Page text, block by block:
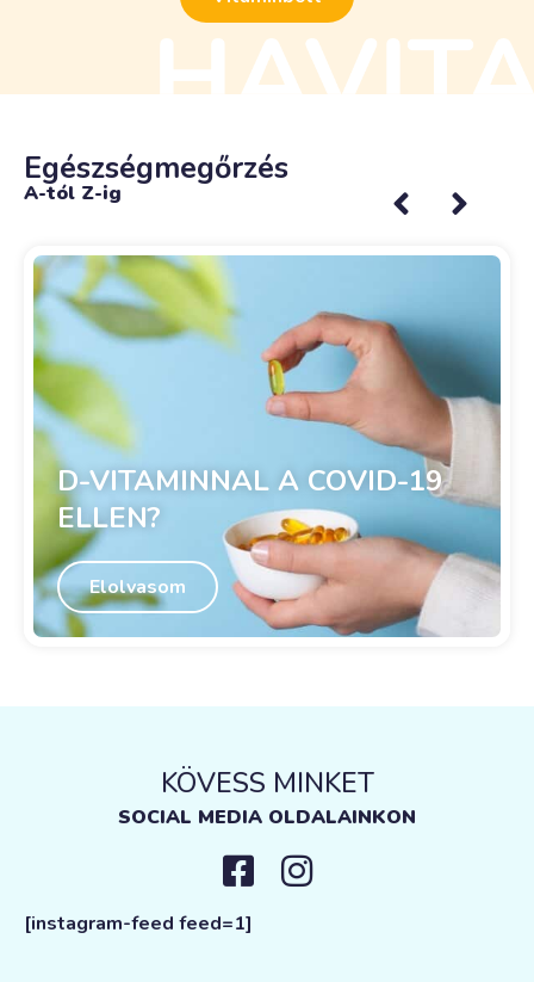
Egészségmegőrzés
A-tól Z-ig
D-VITAMINNAL A COVID-19
ELLEN?
Elolvasom
KÖVESS MINKET
SOCIAL MEDIA OLDALAINKON
[instagram-feed feed=1]